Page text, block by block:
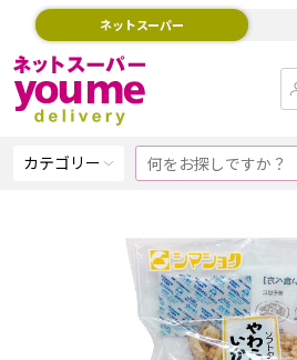
ネットスーパー
カテゴリー